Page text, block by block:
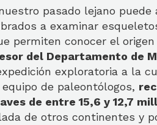
pasado lejano
a examinar
permiten conocer el origen
del Departamento de
exploratoria a la
de paleontólogos,
de entre 15,6 y 12,7
de otros continentes y